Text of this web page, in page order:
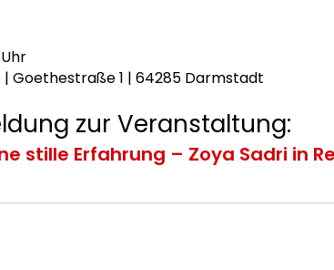
Goethestraße 1 | 64285 Darmstadt
zur Veranstaltung:
stille Erfahrung – Zoya Sadri in